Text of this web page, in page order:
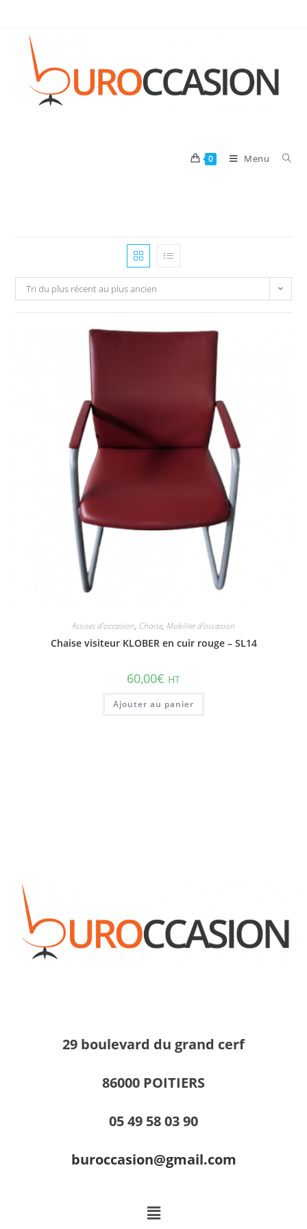
0 Menu
Tri du plus récent au plus ancien
Assises d'occasion, Chaise, Mobilier d'occasion
Chaise visiteur KLOBER en cuir rouge – SL14
60,00€ HT
Ajouter au panier
29 boulevard du grand cerf
86000 POITIERS
05 49 58 03 90
buroccasion@gmail.com